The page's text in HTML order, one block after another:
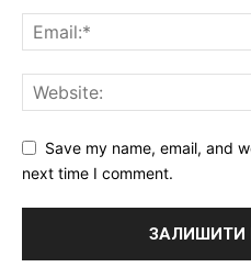
Save my name, email, and
next time I comment.